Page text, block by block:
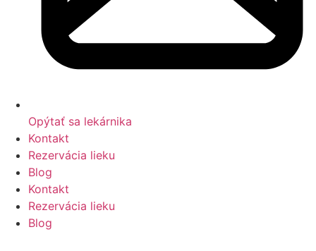
Opýtať sa lekárnika
Kontakt
Rezervácia lieku
Blog
Kontakt
Rezervácia lieku
Blog